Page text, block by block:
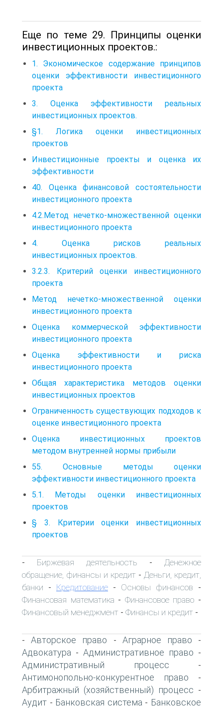
Еще по теме 29. Принципы оценки
инвестиционных проектов.:
1. Экономическое содержание принципов
оценки эффективности инвестиционного
проекта
3. Оценка эффективности реальных
инвестиционных проектов.
§1. Логика оценки инвестиционных
проектов
Инвестиционные проекты и оценка их
эффективности
40. Оценка финансовой состоятельности
инвестиционного проекта
4.2.Метод нечетко-множественной оценки
инвестиционного проекта
4. Оценка рисков реальных
инвестиционных проектов.
3.2.3. Критерий оценки инвестиционного
проекта
Метод нечетко-множественной оценки
инвестиционного проекта
Оценка коммерческой эффективности
инвестиционного проекта
Оценка эффективности и риска
инвестиционного проекта
Общая характеристика методов оценки
инвестиционных проектов
Ограниченность существующих подходов к
оценке инвестиционного проекта
Оценка инвестиционных проектов
методом внутренней нормы прибыли
55. Основные методы оценки
эффективности инвестиционного проекта
5.1. Методы оценки инвестиционных
проектов
§ 3. Критерии оценки инвестиционных
проектов
- Биржевая деятельность - Денежное
обращение, финансы и кредит - Деньги, кредит,
банки - Кредитование - Основы финансов -
Финансовая математика - Финансовое право -
Финансовый менеджмент - Финансы и кредит -
-Авторское право - Аграрное право -
Адвокатура - Административное право -
Административный процесс -
Антимонопольно-конкурентное право -
Арбитражный (хозяйственный) процесс -
Аудит - Банковская система - Банковское